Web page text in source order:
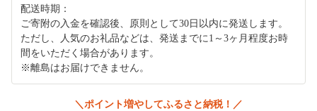
配送時期：
ご寄附の入金を確認後、原則として30日以内に発送します。
ただし、人気のお礼品などは、発送までに1～3ヶ月程度お時
間をいただく場合があります。
※離島はお届けできません。
＼ポイント増やしてふるさと納税！／